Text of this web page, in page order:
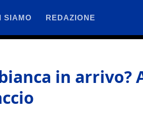
SIAMO REDAZIONE
in arrivo?